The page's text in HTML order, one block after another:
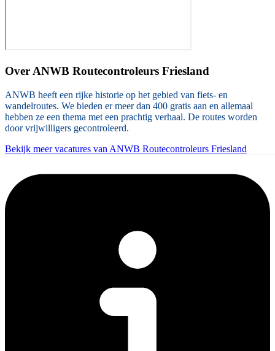
Over ANWB Routecontroleurs Friesland
ANWB heeft een rijke historie op het gebied van fiets- en
wandelroutes. We bieden er meer dan 400 gratis aan en allemaal
hebben ze een thema met een prachtig verhaal. De routes worden
door vrijwilligers gecontroleerd.
Bekijk meer vacatures van ANWB Routecontroleurs Friesland